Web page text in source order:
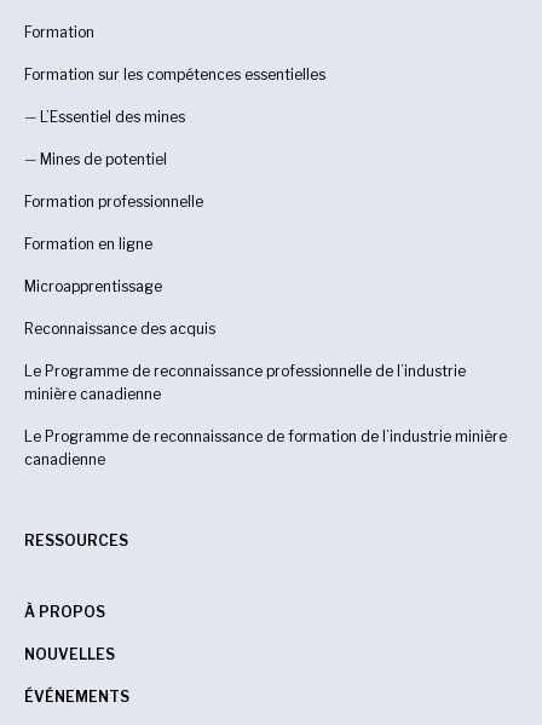
Formation
Formation sur les compétences essentielles
— L’Essentiel des mines
— Mines de potentiel
Formation professionnelle
Formation en ligne
Microapprentissage
Reconnaissance des acquis
Le Programme de reconnaissance professionnelle de l’industrie
minière canadienne
Le Programme de reconnaissance de formation de l’industrie minière
canadienne
RESSOURCES
À PROPOS
NOUVELLES
ÉVÉNEMENTS